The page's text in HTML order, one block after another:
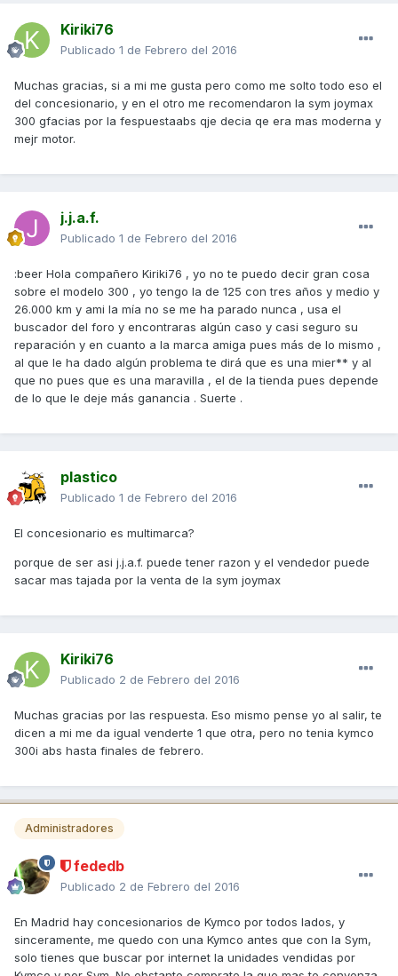
Kiriki76
Publicado 1 de Febrero del 2016
Muchas gracias, si a mi me gusta pero como me solto todo eso el
del concesionario, y en el otro me recomendaron la sym joymax
300 gfacias por la fespuestaabs qje decia qe era mas moderna y
mejr motor.
j.j.a.f.
Publicado 1 de Febrero del 2016
:beer Hola compañero Kiriki76 , yo no te puedo decir gran cosa
sobre el modelo 300 , yo tengo la de 125 con tres años y medio y
26.000 km y ami la mía no se me ha parado nunca , usa el
buscador del foro y encontraras algún caso y casi seguro su
reparación y en cuanto a la marca amiga pues más de lo mismo ,
al que le ha dado algún problema te dirá que es una mier** y al
que no pues que es una maravilla , el de la tienda pues depende
de lo que le deje más ganancia . Suerte .
plastico
Publicado 1 de Febrero del 2016
El concesionario es multimarca?
porque de ser asi j.j.a.f. puede tener razon y el vendedor puede
sacar mas tajada por la venta de la sym joymax
Kiriki76
Publicado 2 de Febrero del 2016
Muchas gracias por las respuesta. Eso mismo pense yo al salir, te
dicen a mi me da igual venderte 1 que otra, pero no tenia kymco
300i abs hasta finales de febrero.
Administradores
fededb
Publicado 2 de Febrero del 2016
En Madrid hay concesionarios de Kymco por todos lados, y
sinceramente, me quedo con una Kymco antes que con la Sym,
solo tienes que buscar por internet la unidades vendidas por